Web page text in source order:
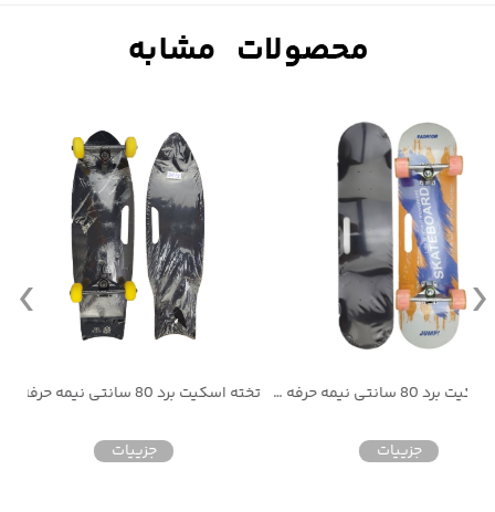
تخته اسکیت برد 80 سانتی نیمه حرفه ای
جزییات جزییات